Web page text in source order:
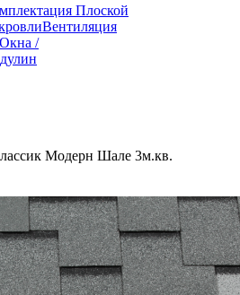
Плоской
Вентиляция
Окна /
Модерн Шале 3м.кв.